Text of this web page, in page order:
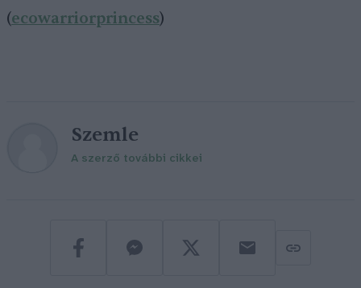
(ecowarriorprincess)
Szemle
A szerző további cikkei